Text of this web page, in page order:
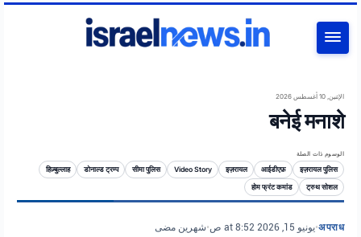
الإثنين, 10 أغسطس 2026
बनेई मनाशे
الوسوم ذات الصلة
इज़रायल पुलिस
आईडीएफ़
इज़रायल
Video Story
सीमा पुलिस
डोनाल्ड ट्रम्प
हिज़्बुल्लाह
ट्रुथ सोशल
होम फ्रंट कमांड
अपराध
•يونيو 15, 2026 at 8:52 ص •شهرين مضى